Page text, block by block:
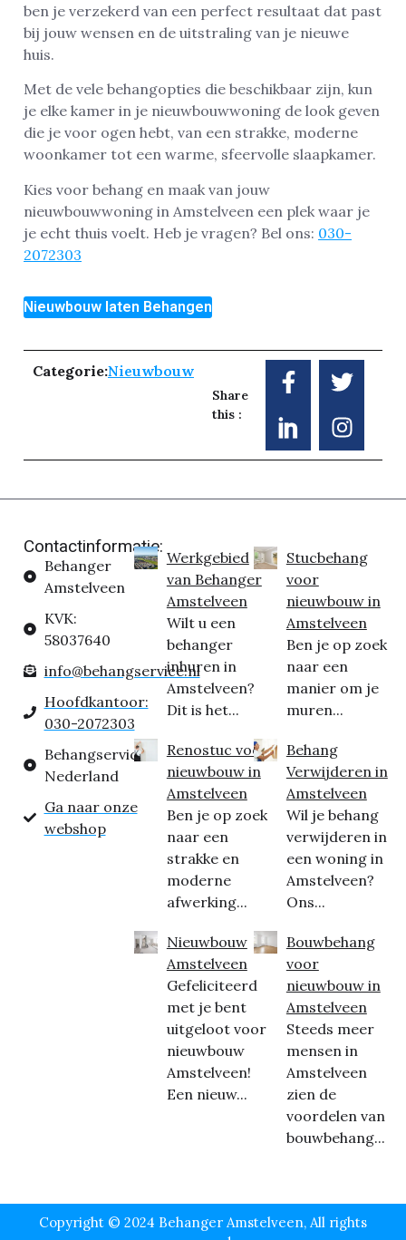
ben je verzekerd van een perfect resultaat dat past
bij jouw wensen en de uitstraling van je nieuwe
huis.
Met de vele behangopties die beschikbaar zijn, kun
je elke kamer in je nieuwbouwwoning de look geven
die je voor ogen hebt, van een strakke, moderne
woonkamer tot een warme, sfeervolle slaapkamer.
Kies voor behang en maak van jouw
nieuwbouwwoning in Amstelveen een plek waar je
je echt thuis voelt. Heb je vragen? Bel ons: 030-
2072303
Nieuwbouw laten Behangen
Categorie:Nieuwbouw
Share
this :
Contactinformatie:
Behanger
Amstelveen
KVK:
58037640
info@behangservice.nl
Hoofdkantoor:
030-2072303
Behangservice
Nederland
Ga naar onze
webshop
Werkgebied
van Behanger
Amstelveen
Wilt u een
behanger
inhuren in
Amstelveen?
Dit is het...
Renostuc voor
nieuwbouw in
Amstelveen
Ben je op zoek
naar een
strakke en
moderne
afwerking...
Nieuwbouw
Amstelveen
Gefeliciteerd
met je bent
uitgeloot voor
nieuwbouw
Amstelveen!
Een nieuw...
Stucbehang
voor
nieuwbouw in
Amstelveen
Ben je op zoek
naar een
manier om je
muren...
Behang
Verwijderen in
Amstelveen
Wil je behang
verwijderen in
een woning in
Amstelveen?
Ons...
Bouwbehang
voor
nieuwbouw in
Amstelveen
Steeds meer
mensen in
Amstelveen
zien de
voordelen van
bouwbehang...
Copyright © 2024 Behanger Amstelveen, All rights